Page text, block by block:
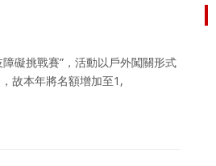
礙挑戰賽”，活動以戶外闖關形式
故本年將名額增加至1,